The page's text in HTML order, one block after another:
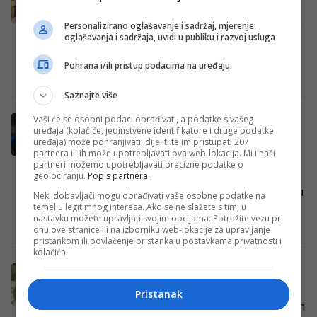
evropska velikana!
Mladi defanzivac FK Radnik Bijeljina, Nikola
Đurić, ove sezone pruža veoma zapažene
partije u dresu kluba iz Semberije i sve…
Como igra najljepši fudbal u Italiji,
pogledajte novu magiju Baturine!
Fudbaleri Coma koje sa klupe predvodi
Cesc Fabregas briljiraju u Italiji. Nakon
visoke pobjede nad Lazijom u prošlom kolu
(0-3),…
Redakcija Sop · 24/01/2026
Sassuolo izgubio, ali danima će se pričati o
Fudbaleri Sassuola poraženi su pred svojim
Personalizirano oglašavanje i sadržaj, mjerenje
oglašavanja i sadržaja, uvidi u publiku i razvoj usluga
Pohrana i/ili pristup podacima na uređaju
Saznajte više
Vaši će se osobni podaci obrađivati, a podatke s vašeg
uređaja (kolačiće, jedinstvene identifikatore i druge podatke
uređaja) može pohranjivati, dijeliti te im pristupati 207
partnera ili ih može upotrebljavati ova web-lokacija. Mi i naši
partneri možemo upotrebljavati precizne podatke o
geolociranju. Popis partnera.
Neki dobavljači mogu obrađivati vaše osobne podatke na
temelju legitimnog interesa. Ako se ne slažete s tim, u
nastavku možete upravljati svojim opcijama. Potražite vezu pri
dnu ove stranice ili na izborniku web-lokacije za upravljanje
pristankom ili povlačenje pristanka u postavkama privatnosti i
kolačića.
Pristanak